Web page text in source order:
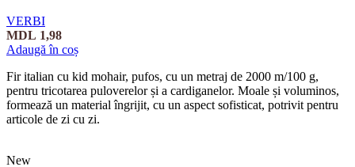
VERBI
MDL 1,98
Adaugă în coș
Fir italian cu kid mohair, pufos, cu un metraj de 2000 m/100 g,
pentru tricotarea puloverelor și a cardiganelor. Moale și voluminos,
formează un material îngrijit, cu un aspect sofisticat, potrivit pentru
articole de zi cu zi.
New